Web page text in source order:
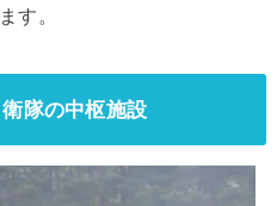
す。
隊の中枢施設